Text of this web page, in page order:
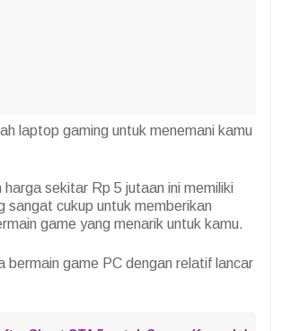
laptop gaming untuk menemani kamu
harga sekitar Rp 5 jutaan ini memiliki
sangat cukup untuk memberikan
game yang menarik untuk kamu.
bermain game PC dengan relatif lancar